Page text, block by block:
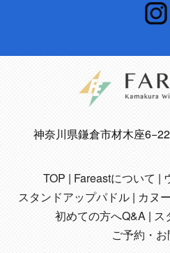
神奈川県鎌倉市材木座
TOP Fareastについて
スタンドアップパドル
カヌー
初めての方へQ&A ス
ご予約・